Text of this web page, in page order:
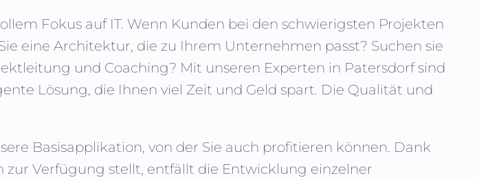
Fokus auf IT. Wenn Kunden bei den schwierigsten Projekten
eine Architektur, die zu Ihrem Unternehmen passt? Suchen sie
und Coaching? Mit unseren Experten in Patersdorfsind
Lösung, die Ihnen viel Zeit und Geld spart. Die Qualität und
Basisapplikation, von der Sie auch profitieren können. Dank
zur Verfügung stellt, entfällt die Entwicklung einzelner